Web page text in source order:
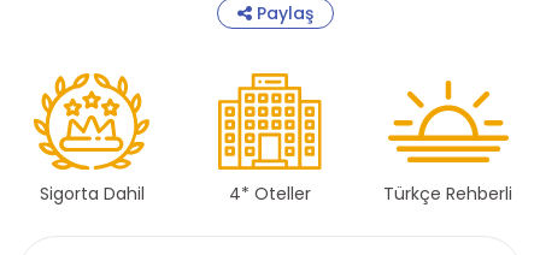
Paylaş
Sigorta Dahil 4* Oteller Türkçe Rehberli